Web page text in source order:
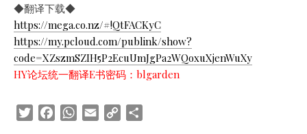
◆翻译下载◆
https://mega.co.nz/#!QtFACKyC
https://my.pcloud.com/publink/show?
code=XZszmSZIH5P2EcuUmJgPa2WQoxuXjenWuXy
HY论坛统一翻译E书密码：blgarden
TwitterFacebookWhatsApp
Email Copy